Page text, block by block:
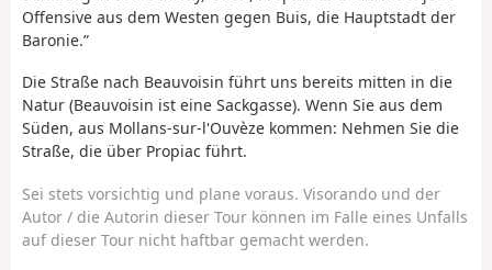
Offensive aus dem Westen gegen Buis, die Hauptstadt der
Baronie.”
Die Straße nach Beauvoisin führt uns bereits mitten in die
Natur (Beauvoisin ist eine Sackgasse). Wenn Sie aus dem
Süden, aus Mollans-sur-l'Ouvèze kommen: Nehmen Sie die
Straße, die über Propiac führt.
Sei stets vorsichtig und plane voraus. Visorando und der
Autor / die Autorin dieser Tour können im Falle eines Unfalls
auf dieser Tour nicht haftbar gemacht werden.